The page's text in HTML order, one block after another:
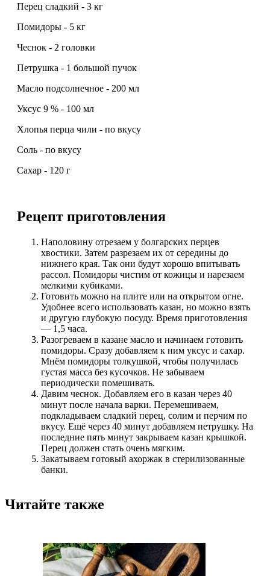
Перец сладкий - 3 кг
Помидоры - 5 кг
Чеснок - 2 головки
Петрушка - 1 большой пучок
Масло подсолнечное - 200 мл
Уксус 9 % - 100 мл
Хлопья перца чили - по вкусу
Соль - по вкусу
Сахар - 120 г
Рецепт приготовления
Наполовину отрезаем у болгарских перцев
хвостики. Затем разрезаем их от середины до
нижнего края. Так они будут хорошо впитывать
рассол. Помидоры чистим от кожицы и нарезаем
мелкими кубиками.
Готовить можно на плите или на открытом огне.
Удобнее всего использовать казан, но можно взять
и другую глубокую посуду. Время приготовления
— 1,5 часа.
Разогреваем в казане масло и начинаем готовить
помидоры. Сразу добавляем к ним уксус и сахар.
Мнём помидоры толкушкой, чтобы получилась
густая масса без кусочков. Не забываем
периодически помешивать.
Давим чеснок. Добавляем его в казан через 40
минут после начала варки. Перемешиваем,
подкладываем сладкий перец, солим и перчим по
вкусу. Ещё через 40 минут добавляем петрушку. На
последние пять минут закрываем казан крышкой.
Перец должен стать очень мягким.
Закатываем готовый ахоржак в стерилизованные
банки.
Читайте также